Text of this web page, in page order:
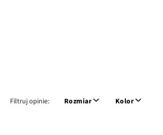
Filtruj opinie: Rozmiar Kolor